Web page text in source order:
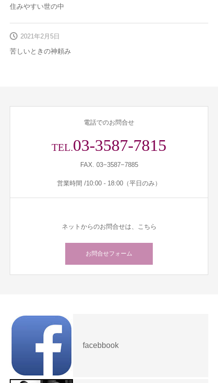
住みやすい世の中
苦しいときの神頼み
2021年2月5日
電話でのお問合せ
TEL.03-3587-7815
FAX. 03−3587−7885
営業時間 /10:00 - 18:00（平日のみ）
ネットからのお問合せは、こちら
お問合せフォーム
facebbook